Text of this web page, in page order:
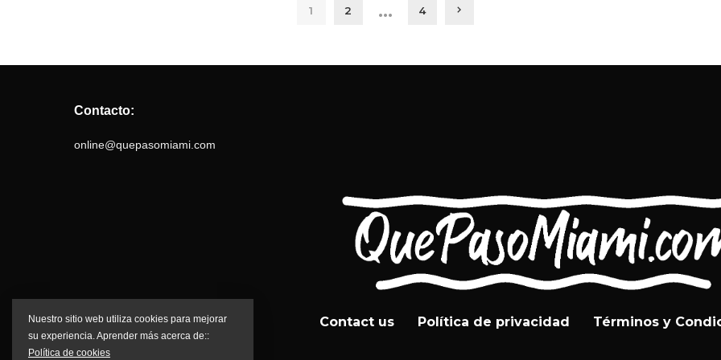
1 2 … 4
Contacto:
online@quepasomiami.com
Contact us Política de privacidad Términos y
Nuestro sitio web utiliza cookies para mejorar
su experiencia. Aprender más acerca de::
Política de cookies